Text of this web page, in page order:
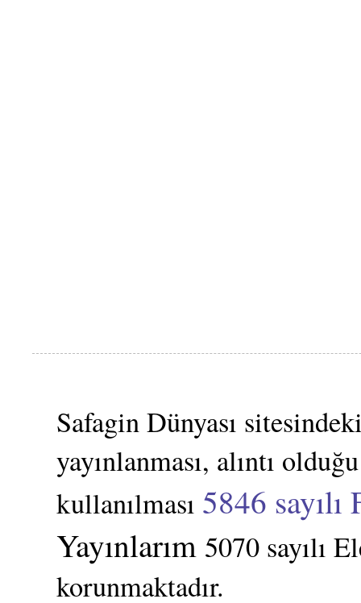
Safagin Dünyası
yayınlanması, alıntı
kullanılması 5846 sayılı
Yayınlarım 5070 sayılı
korunmaktadır.